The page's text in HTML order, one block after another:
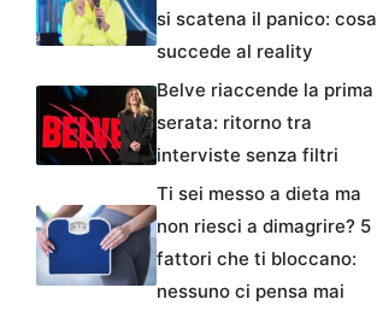
si scatena il panico: cosa
succede al reality
Belve riaccende la prima
serata: ritorno tra
interviste senza filtri
Ti sei messo a dieta ma
non riesci a dimagrire? 5
fattori che ti bloccano:
nessuno ci pensa mai